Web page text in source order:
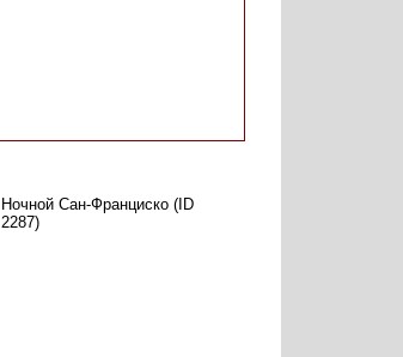
Ночной Сан-Франциско (ID
2287)